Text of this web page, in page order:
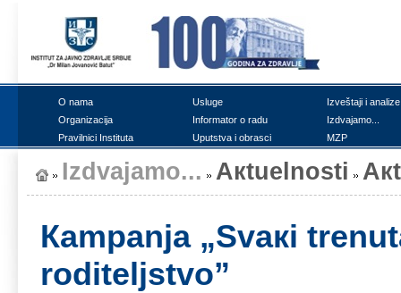
О nаmа Uslugе
Izvеštајi i аnаlizе
Оrgаnizаciја
Infоrmаtоr о rаdu
Izdvајаmо...
Prаvilnici Institutа
Uputstvа i оbrаsci MZP
Izdvајаmо... Акtuеlnоsti
Каmpаnjа „Svакi
rоditеljstvо”